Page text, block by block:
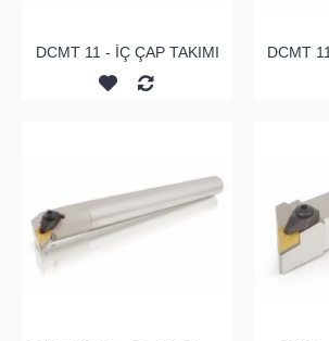
DCMT 11 - İÇ ÇAP TAKIMI DCMT